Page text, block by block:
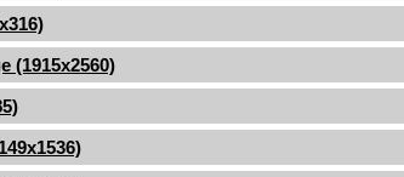
(1915x2560)